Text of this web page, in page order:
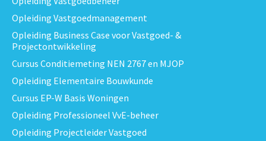
Opleiding Vastgoedmanagement
Opleiding Business Case voor Vastgoed- &
Projectontwikkeling
Cursus Conditiemeting NEN 2767 en MJOP
Opleiding Elementaire Bouwkunde
Cursus EP-W Basis Woningen
Opleiding Professioneel VvE-beheer
Opleiding Projectleider Vastgoed